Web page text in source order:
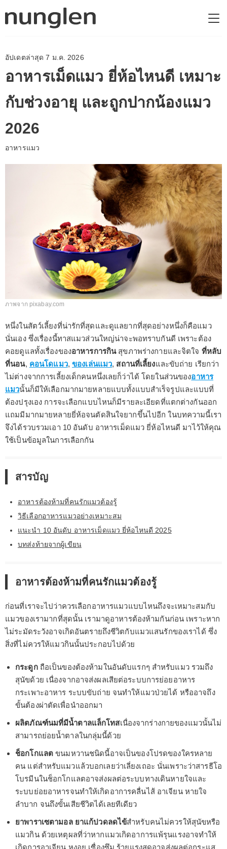
อัปเดตล่าสุด 7 ม.ค. 2026
อาหารเม็ดแมว ยี่ห้อไหนดี เหมาะ
กับช่วงอายุ และถูกปากน้องแมว
2026
อาหารแมว
ภาพจาก pixabay.com
หนึ่งในสัตว์เลี้ยงที่น่ารักที่สุดและดูแลยากที่สุดอย่างหนึ่งก็คือแมว
นั่นเอง ซึ่งเรื่องนี้ทาสแมวส่วนใหญ่น่าจะพอทราบกันดี เพราะต้อง
คอยดูแลทั้งเรื่องของอาหารการกินสุขภาพร่างกายและจิตใจ ที่หลับ
ที่นอน, คอนโดแมว, ของเล่นแมว, สถานที่เลี้ยงและขับถ่าย เรียกว่า
ไม่ต่างจากการเลี้ยงเด็กคนหนึ่งเลยก็ว่าได้ โดยในส่วนของอาหาร
แมวนั้นก็มีให้เลือกมากมายหลายแบบทั้งแบบสำเร็จรูปและแบบที่
ต้องปรุงเอง การจะเลือกแบบไหนก็มีรายละเอียดที่แตกต่างกันออก
แถมมีมากมายหลายยี่ห้อจนตัดสินใจยากขึ้นไปอีก ในบทความนี้เรา
จึงได้รวบรวมเอา 10 อันดับ อาหารเม็ดแมว ยี่ห้อไหนดี มาไว้ให้คุณ
ใช้เป็นข้อมูลในการเลือกกัน
สารบัญ
อาหารต้องห้ามที่คนรักแมวต้องรู้
วิธีเลือกอาหารแมวอย่างเหมาะสม
แนะนำ 10 อันดับ อาหารเม็ดแมว ยี่ห้อไหนดี 2025
บทส่งท้ายจากผู้เขียน
อาหารต้องห้ามที่คนรักแมวต้องรู้
ก่อนที่เราจะไปว่าควรเลือกอาหารแมวแบบไหนถึงจะเหมาะสมกับ
แมวของเรามากที่สุดนั้น เรามาดูอาหารต้องห้ามกันก่อน เพราะหาก
ไม่ระมัดระวังอาจเกิดอันตรายถึงชีวิตกับแมวแสนรักของเราได้ ซึ่ง
สิ่งที่ไม่ควรให้แมวกินนั้นประกอบไปด้วย
กระดูกถือเป็นของต้องห้ามในอันดับแรกๆ สำหรับแมว รวมถึง
สุนัขด้วย เนื่องจากอาจส่งผลเสียต่อระบบการย่อยอาหาร
กระเพาะอาหาร ระบบขับถ่าย จนทำให้แมวป่วยได้ หรืออาจถึง
ขั้นต้องผ่าตัดเพื่อนำออกมา
ผลิตภัณฑ์นมที่มีน้ำตาลแล็กโทสเนื่องจากร่างกายของแมวนั้นไม่
สามารถย่อยน้ำตาลในกลุ่มนี้ด้วย
ช็อกโกแลต ขนมหวานชนิดนี้อาจเป็นของโปรดของใครหลาย
คน แต่สำหรับแมวแล้วบอกเลยว่าเลี่ยงเถอะ นั่นเพราะว่าสารธีโอ
โบรมีนในช็อกโกแลตอาจส่งผลต่อระบบทางเดินหายใจและ
ระบบย่อยอาหารจนทำให้เกิดอาการคลื่นไส้ อาเจียน หายใจ
ลำบาก จนถึงขั้นเสียชีวิตได้เลยทีเดียว
ยาพาราเซตามอล ยาแก้ปวดลดไข้สำหรับคนไม่ควรให้สุนัขหรือ
แมวกิน ด้วยเหตุผลที่ว่าหากแมวเกิดอาการแพ้รุนแรงอาจทำให้